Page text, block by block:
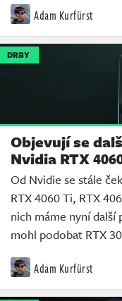
Adam Kurfürst
DRBY
Objevují se
Nvidia RTX
Od Nvidie se stále
RTX 4060 Ti, RTX
nich máme nyní
mohl podobat RTX
Adam Kurfürst